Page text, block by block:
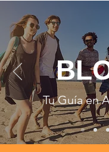
Tu Guía en